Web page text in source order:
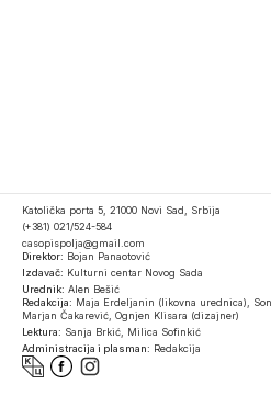
Katolička porta 5, 21000 Novi Sad, Srbija
(+381) 021/524-584
casopispolja@gmail.com
Direktor: Bojan Panaotović
Izdavač: Kulturni centar Novog Sada
Urednik: Alen Bešić
Redakcija: Maja Erdeljanin (likovna urednica),
Marjan Čakarević, Ognjen Klisara (dizajner)
Lektura: Sanja Brkić, Milica Sofinkić
Administracija i plasman: Redakcija